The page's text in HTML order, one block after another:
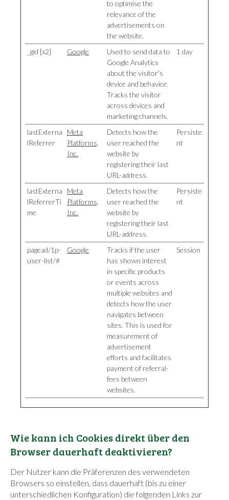
to optimise the
relevance of the
advertisements on
the website.
_gid [x2]
Google
Used to send data to
Google Analytics
about the visitor's
device and behavior.
Tracks the visitor
across devices and
marketing channels.
1 day
lastExterna
lReferrer
Meta
Platforms,
Inc.
Detects how the
user reached the
website by
registering their last
URL-address.
Persiste
nt
lastExterna
lReferrerTi
me
Meta
Platforms,
Inc.
Detects how the
user reached the
website by
registering their last
URL-address.
Persiste
nt
pagead/1p-
user-list/#
Google
Tracks if the user
has shown interest
in specific products
or events across
multiple websites and
detects how the user
navigates between
sites. This is used for
measurement of
advertisement
efforts and facilitates
payment of referral-
fees between
websites.
Session
Wie kann ich Cookies direkt über den
Browser dauerhaft deaktivieren?
Der Nutzer kann die Präferenzen des verwendeten
Browsers so einstellen, dass dauerhaft (bis zu einer
unterschiedlichen Konfiguration) die folgenden Links zur